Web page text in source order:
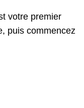
votre premier
puis commencez